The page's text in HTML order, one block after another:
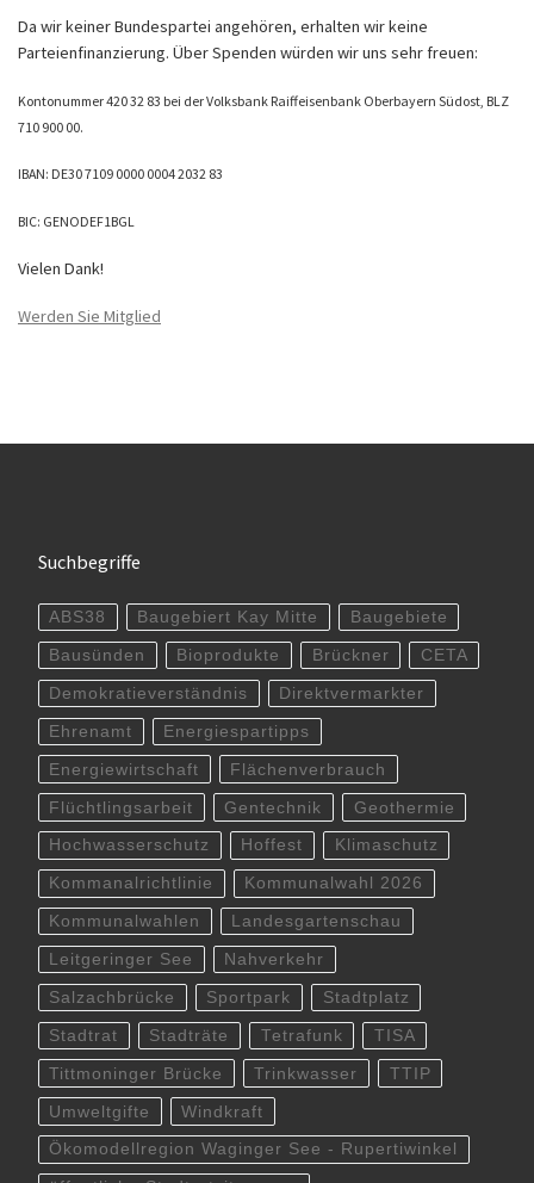
Da wir keiner Bundespartei angehören, erhalten wir keine
Parteienfinanzierung. Über Spenden würden wir uns sehr freuen:
Kontonummer 420 32 83 bei der Volksbank Raiffeisenbank Oberbayern Südost, BLZ
710 900 00.
IBAN: DE30 7109 0000 0004 2032 83
BIC: GENODEF1BGL
Vielen Dank!
Werden Sie Mitglied
Suchbegriffe
ABS38 Baugebiert Kay Mitte Baugebiete
Bausünden Bioprodukte Brückner CETA
Demokratieverständnis Direktvermarkter
Ehrenamt Energiespartipps
Energiewirtschaft Flächenverbrauch
Flüchtlingsarbeit Gentechnik Geothermie
Hochwasserschutz Hoffest Klimaschutz
Kommanalrichtlinie Kommunalwahl 2026
Kommunalwahlen Landesgartenschau
Leitgeringer See Nahverkehr
Salzachbrücke Sportpark Stadtplatz
Stadtrat Stadträte Tetrafunk TISA
Tittmoninger Brücke Trinkwasser TTIP
Umweltgifte Windkraft
Ökomodellregion Waginger See - Rupertiwinkel